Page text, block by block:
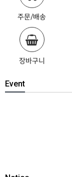
주문/배송
장바구니
Event